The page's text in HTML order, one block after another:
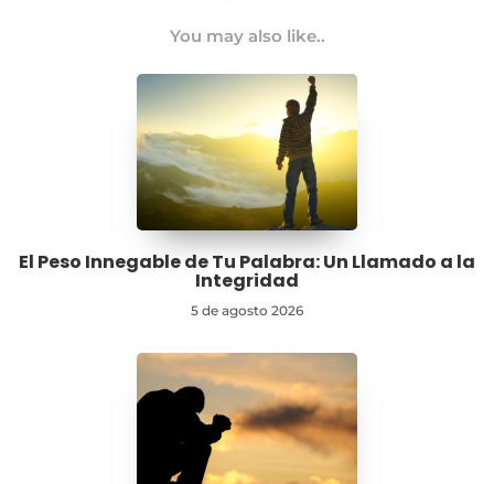
You may also like..
El Peso Innegable de Tu Palabra: Un Llamado a la
Integridad
5 de agosto 2026